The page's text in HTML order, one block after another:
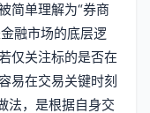
简单理解为“券商
融市场的底层逻
仅关注标的是否在
易在交易关键时刻
法，是根据自身交